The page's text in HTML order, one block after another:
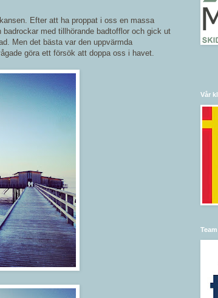
Efter att ha proppat i oss en massa
med tillhörande badtofflor och gick ut
Men det bästa var den uppvärmda
göra ett försök att doppa oss i havet.
Vår